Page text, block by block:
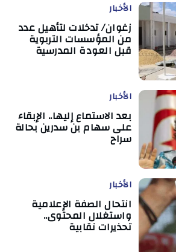
الأخبار
زغوان/ تدخلات لتأهيل عدد
من المؤسسات التربوية
قبل العودة المدرسية
الأخبار
بعد الاستماع إليها.. الإبقاء
على سهام بن سدرين بحالة
سراح
الأخبار
انتحال الصفة الإعلامية
واستغلال المحتوى..
تحذيرات نقابية